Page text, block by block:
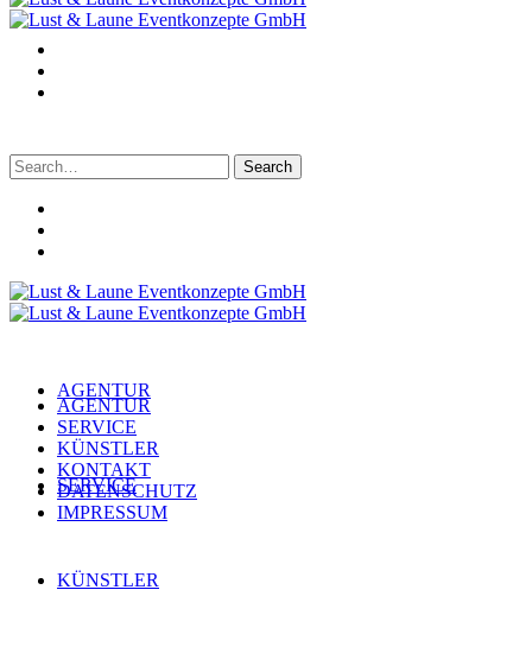
Search
for:
AGENTUR
SERVICE
KÜNSTLER
AGENTUR
SERVICE
KÜNSTLER
KONTAKT
DATENSCHUTZ
IMPRESSUM